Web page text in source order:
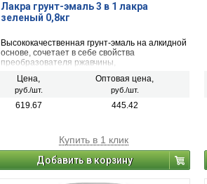
Лакра грунт-эмаль 3 в 1 лакра
зеленый 0,8кг
Высококачественная грунт-эмаль на алкидной
основе, сочетает в себе свойства
преобразователя ржавчины,
эмали.Цена,
руб./шт.
Оптовая цена,
руб./шт.
619.67 445.42
Купить в 1 клик
Добавить в корзину